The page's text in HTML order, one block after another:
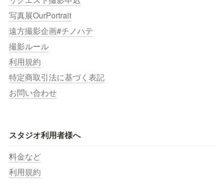
写真展OurPortrait
遠方撮影企画#チノハテ
撮影ルール
利用規約
特定商取引法に基づく表記
お問い合わせ
スタジオ利用者様へ
料金など
利用規約